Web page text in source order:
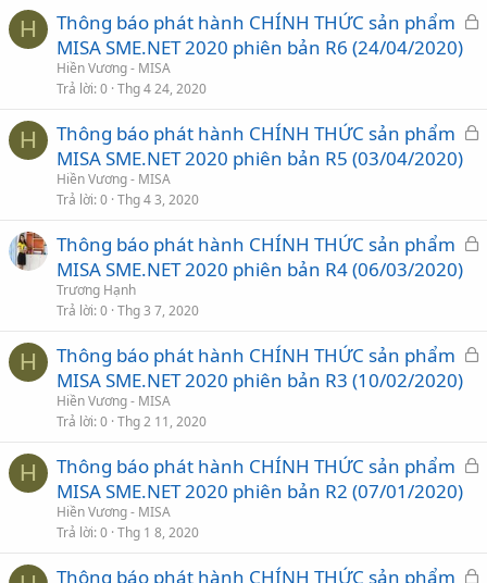
a
H
a
Thông báo phát hành CHÍNH THỨC sản phẩm
MISA SME.NET 2020 phiên bản R6 (24/04/2020)
Hiền Vương - MISA
Trả lời 0 Thg 4 24, 2020
H
a
Thông báo phát hành CHÍNH THỨC sản phẩm
MISA SME.NET 2020 phiên bản R5 (03/04/2020)
Hiền Vương - MISA
Trả lời 0 Thg 4 3, 2020
a
Thông báo phát hành CHÍNH THỨC sản phẩm
MISA SME.NET 2020 phiên bản R4 (06/03/2020)
Trương Hạnh
Trả lời 0 Thg 3 7, 2020
H
a
Thông báo phát hành CHÍNH THỨC sản phẩm
MISA SME.NET 2020 phiên bản R3 (10/02/2020)
Hiền Vương - MISA
Trả lời 0 Thg 2 11, 2020
H
a
Thông báo phát hành CHÍNH THỨC sản phẩm
MISA SME.NET 2020 phiên bản R2 (07/01/2020)
Hiền Vương - MISA
Trả lời 0 Thg 1 8, 2020
Thông báo phát hành CHÍNH THỨC sản phẩm